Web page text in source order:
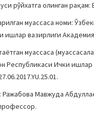
рўйхатга олинган рақам:
муассаса номи:
ишлар вазирлиги
муассаса
Республикаси Ички ишлар
Ражабова Мавжуда